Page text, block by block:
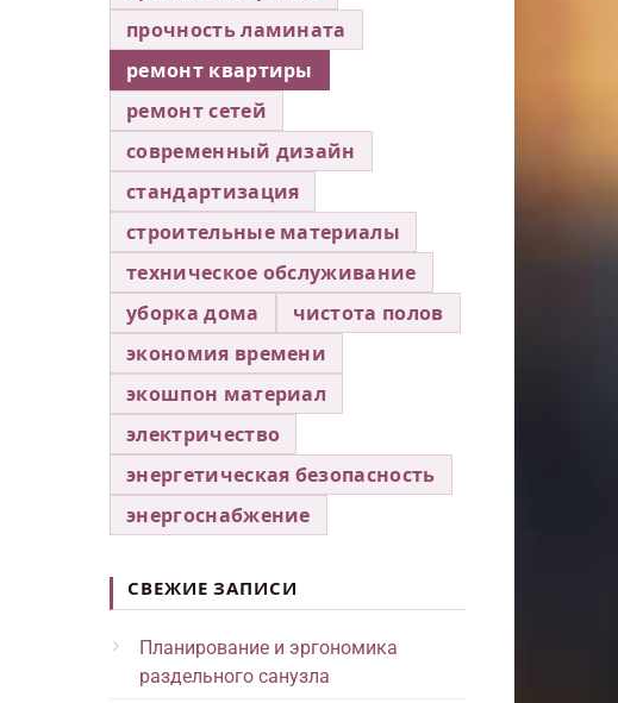
прочность ламината
ремонт квартиры
ремонт сетей
современный дизайн
стандартизация
строительные материалы
техническое обслуживание
уборка дома
чистота полов
экономия времени
экошпон материал
электричество
энергетическая безопасность
энергоснабжение
СВЕЖИЕ ЗАПИСИ
Планирование и эргономика
раздельного санузла